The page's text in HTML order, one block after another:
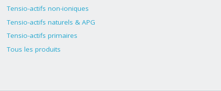
Tensio-actifs non-ioniques
Tensio-actifs naturels & APG
Tensio-actifs primaires
Tous les produits